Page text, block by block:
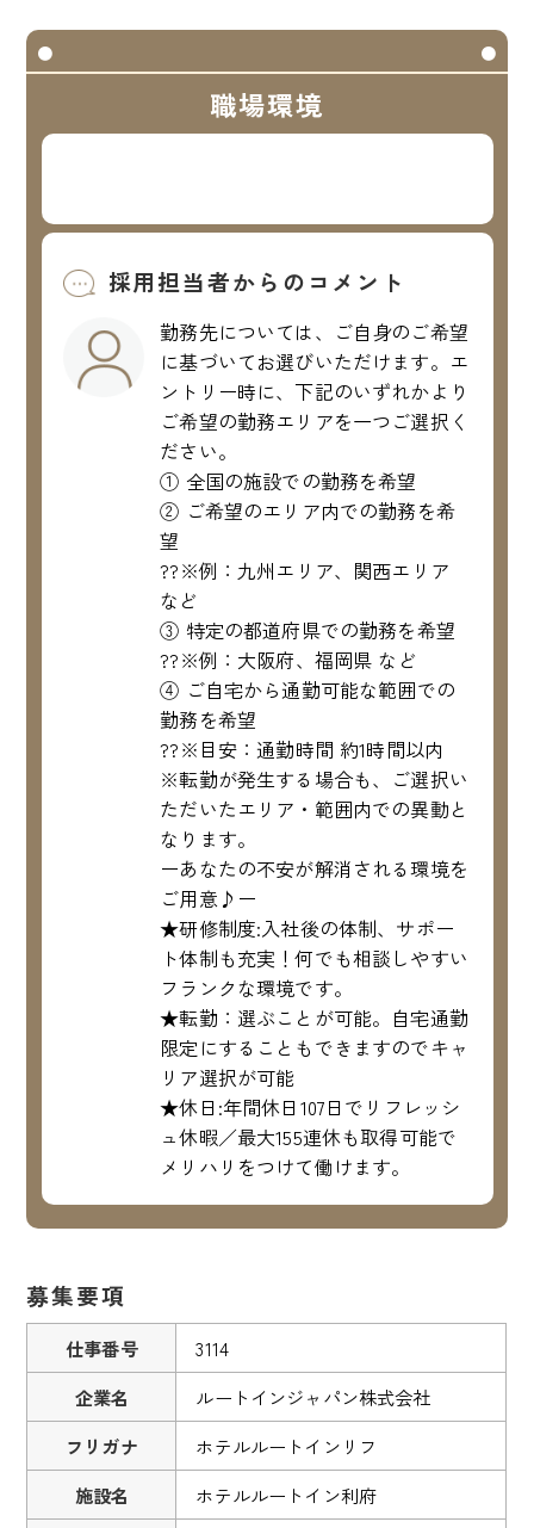
職場環境
採用担当者からのコメント
勤務先については、ご自身のご希望
に基づいてお選びいただけます。エ
ントリー時に、下記のいずれかより
ご希望の勤務エリアを一つご選択く
ださい。
① 全国の施設での勤務を希望
② ご希望のエリア内での勤務を希
望
??※例：九州エリア、関西エリア
など
③ 特定の都道府県での勤務を希望
??※例：大阪府、福岡県 など
④ ご自宅から通勤可能な範囲での
勤務を希望
??※目安：通勤時間 約1時間以内
※転勤が発生する場合も、ご選択い
ただいたエリア・範囲内での異動と
なります。
ーあなたの不安が解消される環境を
ご用意♪ー
★研修制度:入社後の体制、サポー
ト体制も充実！何でも相談しやすい
フランクな環境です。
★転勤：選ぶことが可能。自宅通勤
限定にすることもできますのでキャ
リア選択が可能
★休日:年間休日107日でリフレッシ
ュ休暇／最大155連休も取得可能で
メリハリをつけて働けます。
募集要項
仕事番号
3114
企業名
ルートインジャパン株式会社
フリガナ
ホテルルートインリフ
施設名
ホテルルートイン利府